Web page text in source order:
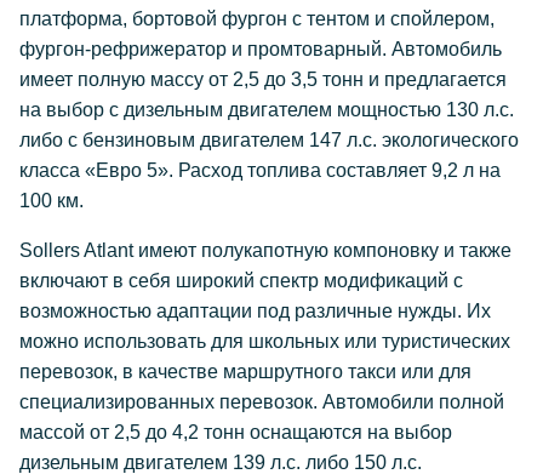
платформа, бортовой фургон с тентом и спойлером,
фургон-рефрижератор и промтоварный. Автомобиль
имеет полную массу от 2,5 до 3,5 тонн и предлагается
на выбор с дизельным двигателем мощностью 130 л.с.
либо с бензиновым двигателем 147 л.с. экологического
класса «Евро 5». Расход топлива составляет 9,2 л на
100 км.
Sollers Atlant имеют полукапотную компоновку и также
включают в себя широкий спектр модификаций с
возможностью адаптации под различные нужды. Их
можно использовать для школьных или туристических
перевозок, в качестве маршрутного такси или для
специализированных перевозок. Автомобили полной
массой от 2,5 до 4,2 тонн оснащаются на выбор
дизельным двигателем 139 л.с. либо 150 л.с.